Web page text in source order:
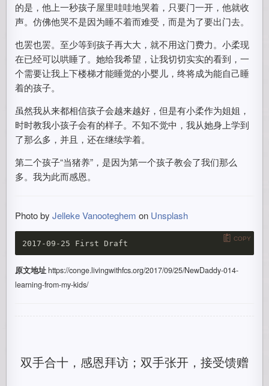
的是，他上一秒孩子屋里哇哇地哭着，只要门一开，他就收
声。仿佛他哭不是因为睡不着而难受，而是为了要出门去。
也罢也罢。至少等到孩子再大大，就不用这门费力。小柔现
在已经可以哄睡了。她给我希望，让我切切实实的看到，一
个需要让我上下楼梯才能睡觉的小婴儿，终将成为能自己睡
着的孩子。
虽然我从来都相信孩子会越来越好，但是有小柔作为姐姐，
时时教我小孩子会有的样子。不知不觉中，我从她身上学到
了那么多，并且，还在继续学着。
第二个孩子“当猪养”，是因为第一个孩子教会了我们那么
多。我为此而感恩。
Photo byJelleke Vanooteghem on Unsplash
COPY
原文地址https://conge.livingwithfcs.org/2017/09/25/NewDaddy-014-
learning-from-my-kids/
双手合十，感恩拜访；双手张开，接受馈赠